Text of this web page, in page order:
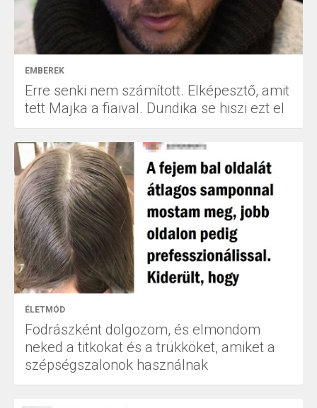
EMBEREK
Erre senki nem számított. Elképesztő, amit
tett Majka a fiaival. Dundika se hiszi ezt el
ÉLETMÓD
Fodrászként dolgozom, és elmondom
neked a titkokat és a trükköket, amiket a
szépségszalonok használnak